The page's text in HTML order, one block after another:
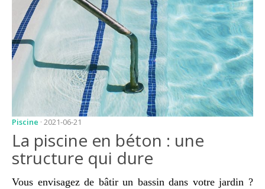
DOSSIER
JARDIN
CONSEILS ET
ASTUCES
GUIDES
ENTRETIEN
PISCINE
ENTRETIEN
Piscine · 2021-06-21
La piscine en béton : une
structure qui dure
Vous envisagez de bâtir un bassin dans votre jardin ?